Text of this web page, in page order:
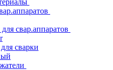
свар.аппаратов
сварки